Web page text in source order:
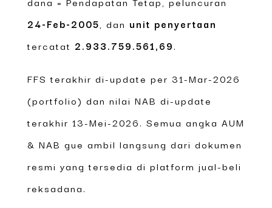
24-Feb-2005 , dan unit penyertaan
tercatat 2.933.759.561,69.
FFS terakhir di-update per 31-Mar-2026
(portfolio) dan nilai NAB di-update
terakhir 13-Mei-2026. Semua angka AUM
& NAB gue ambil langsung dari dokumen
resmi yang tersedia di platform jual-beli
reksadana.